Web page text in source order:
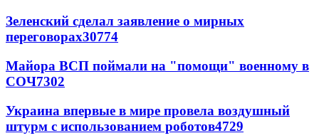
Зеленский сделал заявление о мирных
переговорах30774
Майора ВСП поймали на "помощи" военному в
СОЧ7302
Украина впервые в мире провела воздушный
штурм с использованием роботов4729